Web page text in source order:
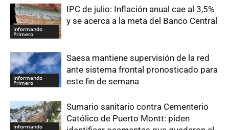
Informando
Primero
IPC de julio: Inflación anual cae al 3,5%
y se acerca a la meta del Banco Central
Informando
Primero
Saesa mantiene supervisión de la red
ante sistema frontal pronosticado para
este fin de semana
Informando
Sumario sanitario contra Cementerio
Católico de Puerto Montt: piden